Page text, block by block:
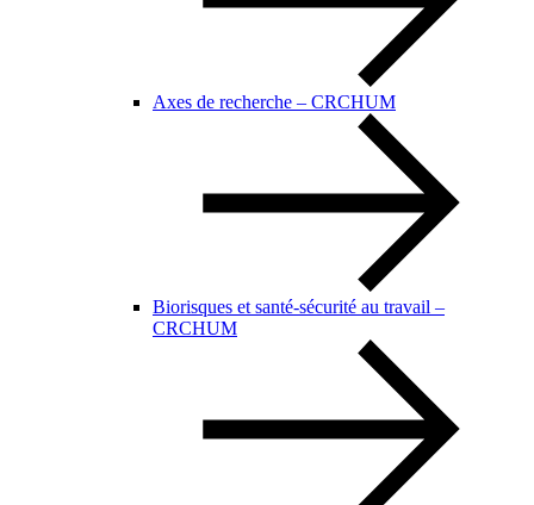
Axes de recherche – CRCHUM
Biorisques et santé-sécurité au travail –
CRCHUM